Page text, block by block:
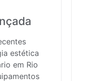
estética
em Rio